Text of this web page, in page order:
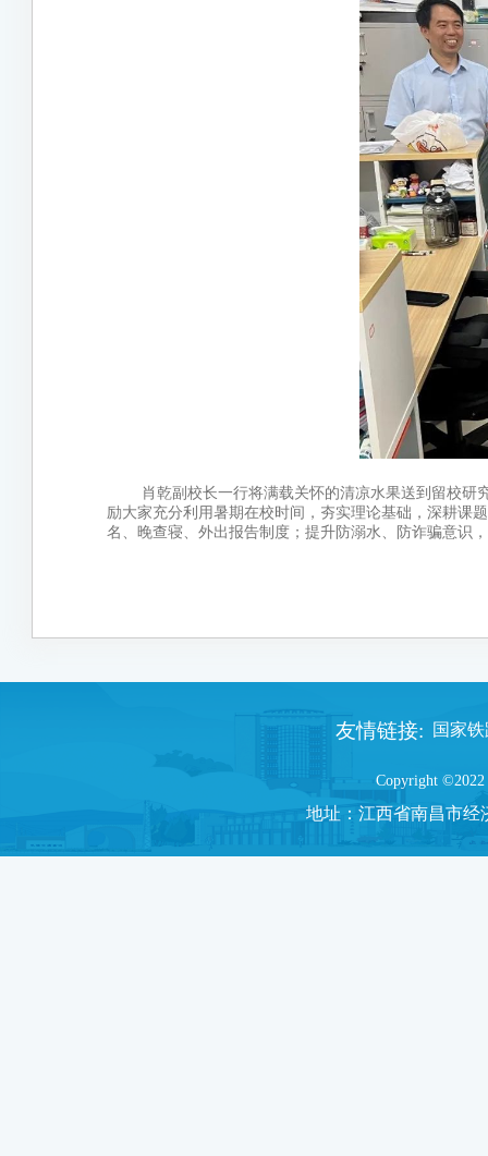
肖乾副校长一行将满载关怀的清凉水果送到留校
励大家充分利用暑期在校时间，夯实理论基础，深耕课
名、晚查寝、外出报告制度；提升防溺水、防诈骗意识
友情链接: 国家
Copyright ©2022
地址： 江西省南昌市经